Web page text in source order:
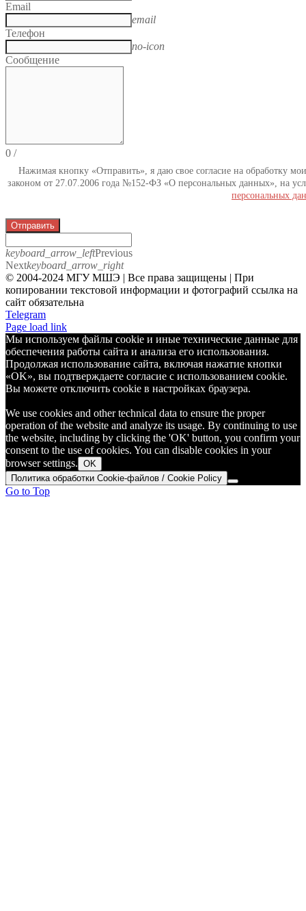
Email
email
Телефон
no-icon
Сообщение
0 /
Нажимая кнопку «Отправить», я даю свое согласие на обработку
законом от 27.07.2006 года №152-ФЗ «О персональных данных», на
персональных
Отправить
keyboard_arrow_leftPrevious
Nextkeyboard_arrow_right
© 2004-2024 МГУ МШЭ | Все права защищены | При
копировании текстовой информации и фотографий ссылка на
сайт обязательна
Telegram
Page load link
Мы используем файлы cookie и иные технические данные для
обеспечения работы сайта и анализа его использования.
Продолжая использование сайта, включая нажатие кнопки
«OK», вы подтверждаете согласие с использованием cookie.
Вы можете отключить cookie в настройках браузера.
We use cookies and other technical data to ensure the proper
operation of the website and analyze its usage. By continuing to use
the website, including by clicking the 'OK' button, you confirm your
consent to the use of cookies. You can disable cookies in your
browser settings. OK
Политика обработки Cookie-файлов / Cookie Policy
Go to Top